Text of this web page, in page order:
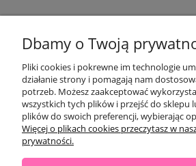
OPINIE
MOJE KONTO
Dbamy o Twoją
Pliki cookies i pokrewne im technologie
działanie strony i pomagają nam
potrzeb. Możesz zaakceptować
wszystkich tych plików i przejść do sklepu
plików do swoich preferencji, wybierając
Więcej o plikach cookies przeczytasz w
prywatności.